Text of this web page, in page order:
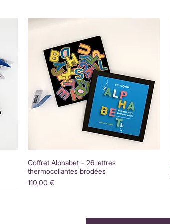
Coffret Alphabet – 26 lettres
thermocollantes brodées
Prix
110,00 €